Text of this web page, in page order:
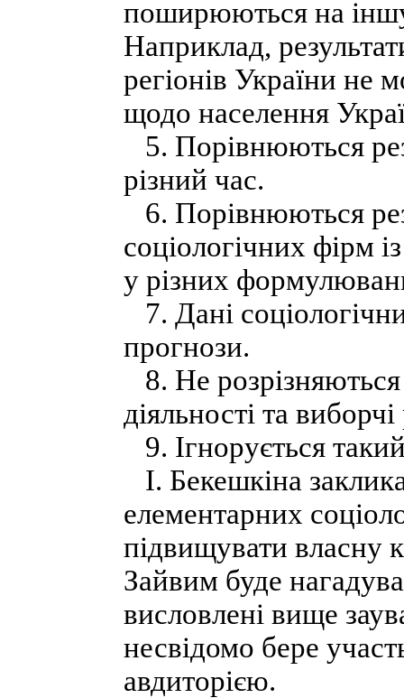
поширюються на
Наприклад,
регіонів України не
щодо населення
5. Порівнюються
різний час.
6. Порівнюються
соціологічних фірм
у різних
7. Дані
прогнози.
8. Не
діяльності та
9. Ігнорується
І. Бекешкіна
елементарних
підвищувати власну
Зайвим буде
висловлені вище
несвідомо бере
авдиторією.